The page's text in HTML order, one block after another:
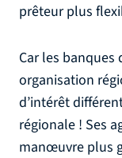
prêteur plus
Car les
organisation
d’intérêt
régionale ! Ses
manœuvre plus